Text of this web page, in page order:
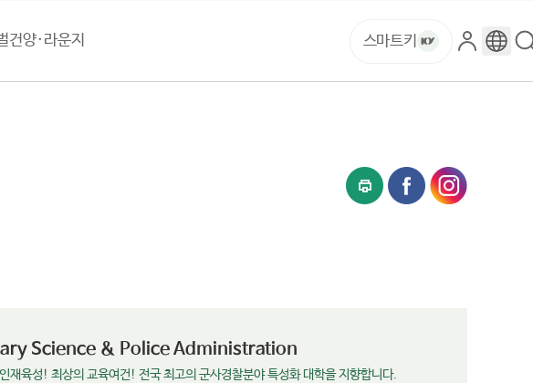
건양·라운지 스마트키
로
구
Science & Police Administration
재육성! 최상의 교육여건! 전국 최고의 군사경찰분야 특성화 대학을 지향합니다.